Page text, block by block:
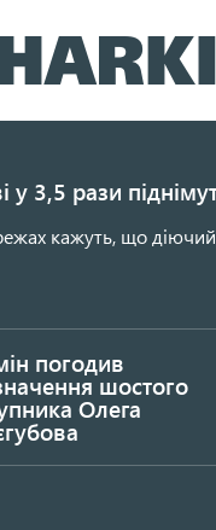
у 3,5 рази
кажуть, що діючий
погодив
шостого
Олега